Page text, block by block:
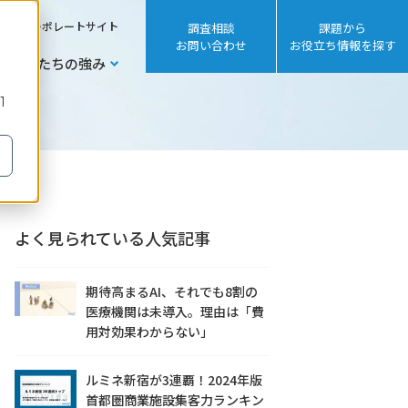
コーポレートサイト
私たちの強み
調査相談
お問い合わせ
課題から
お役立ち情報を探す
よく見られている人気記事
期待高まるAI、それでも8割の
医療機関は未導入。理由は「費
用対効果わからない」
ルミネ新宿が3連覇！2024年版
首都圏商業施設集客力ランキン